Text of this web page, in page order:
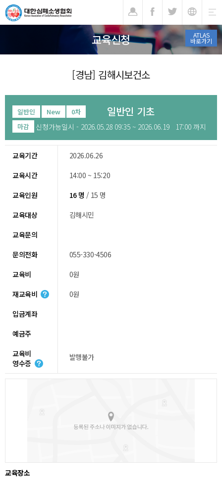
ATLAS
바로가기
교육신청
[경남] 김해시보건소
일반인 New 0차 일반인 기초
마감 신청가능일시 - 2026.05.28 09:35 ~ 2026.06.19 17:00 까지
교육기간
2026.06.26
교육시간
14:00 ~ 15:20
교육인원
16 명 / 15 명
교육대상
김해시민
교육문의
문의전화
055-330-4506
교육비
0원
재교육비
0원
입금계좌
예금주
교육비
영수증
발행불가
교육장소